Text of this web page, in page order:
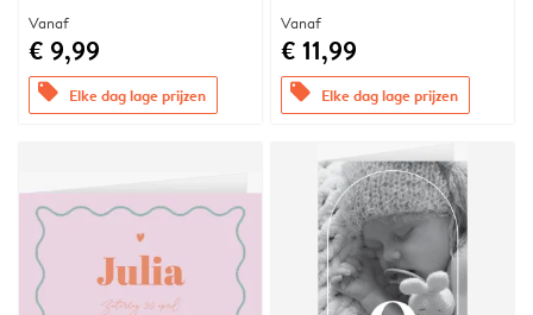
Vanaf
€ 9,99
offers Elke dag lage prijzen
Vanaf
€ 11,99
offers Elke dag lage prijzen